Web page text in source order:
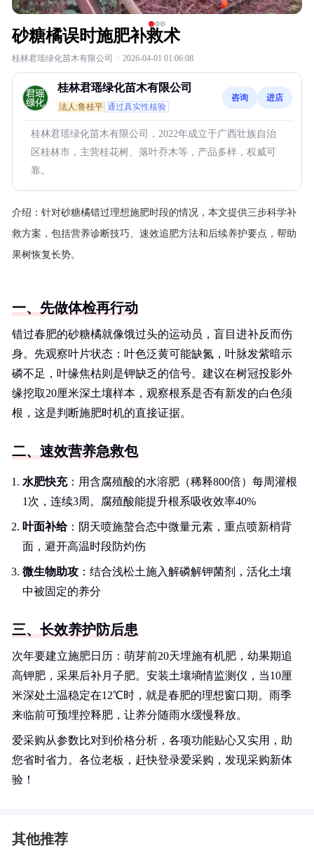
砂糖橘误时施肥补救术
桂林君瑶绿化苗木有限公司 · 2026-04-01 01:06:08
桂林君瑶绿化苗木有限公司
法人:鲁桂平 通过真实性核验
咨询 进店
桂林君瑶绿化苗木有限公司，2022年成立于广西壮族自治
区桂林市，主营桂花树、落叶乔木等，产品多样，权威可
靠。
介绍： 针对砂糖橘错过理想施肥时段的情况，本文提供三步科学补
救方案，包括营养诊断技巧、速效追肥方法和后续养护要点，帮助
果树恢复长势。
一、先做体检再行动
错过春肥的砂糖橘就像饿过头的运动员，盲目进补反而伤
身。先观察叶片状态：叶色泛黄可能缺氮，叶脉发紫暗示
磷不足，叶缘焦枯则是钾缺乏的信号。建议在树冠投影外
缘挖取20厘米深土壤样本，观察根系是否有新发的白色须
根，这是判断施肥时机的直接证据。
二、速效营养急救包
水肥快充：用含腐殖酸的水溶肥（稀释800倍）每周灌根
1次，连续3周。腐殖酸能提升根系吸收效率40%
叶面补给：阴天喷施螯合态中微量元素，重点喷新梢背
面，避开高温时段防灼伤
微生物助攻 ：结合浅松土施入解磷解钾菌剂，活化土壤
中被固定的养分
三、长效养护防后患
次年要建立施肥日历：萌芽前20天埋施有机肥，幼果期追
高钾肥，采果后补月子肥。安装土壤墒情监测仪，当10厘
米深处土温稳定在12℃时，就是春肥的理想窗口期。雨季
来临前可预埋控释肥，让养分随雨水缓慢释放。
爱采购从参数比对到价格分析，各项功能贴心又实用，助
您省时省力。各位老板，赶快登录爱采购，发现采购新体
验！
其他推荐